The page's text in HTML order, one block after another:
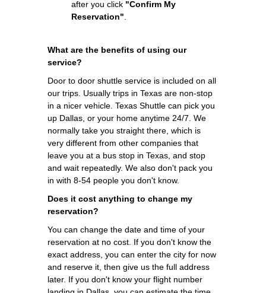
after you click "Confirm My
Reservation"
What are the benefits of using our
service?
Door to door shuttle service is included on all
our trips. Usually trips in Texas are non-stop
in a nicer vehicle. Texas Shuttle can pick you
up Dallas, or your home anytime 24/7. We
normally take you straight there, which is
very different from other companies that
leave you at a bus stop in Texas, and stop
and wait repeatedly. We also don't pack you
in with 8-54 people you don't know.
Does it cost anything to change my
reservation?
You can change the date and time of your
reservation at no cost. If you don't know the
exact address, you can enter the city for now
and reserve it, then give us the full address
later. If you don't know your flight number